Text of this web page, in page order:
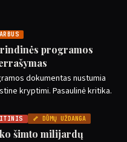
programos
dokumentas nustumia
kryptimi. Pasaulinė kritika.
🦴 DŪMŲ UŽDANGA
šimto milijardų